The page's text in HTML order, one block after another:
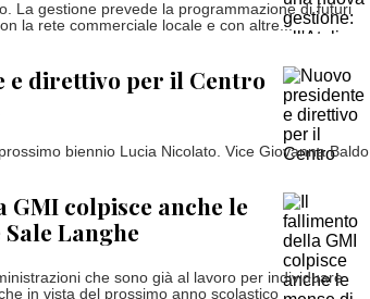
La gestione prevede la programmazione di futuri
la rete commerciale locale e con altre...
e direttivo per il Centro
biennio Lucia Nicolato. Vice Giovanna Baldo
colpisce anche le
Langhe
che sono già al lavoro per individuare
in vista del prossimo anno scolastico